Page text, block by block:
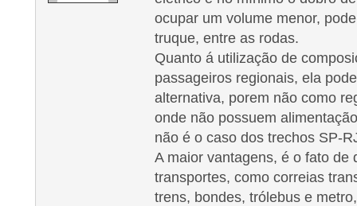
ocupar um volume menor,
truque, entre as rodas.
Quanto á utilização de
passageiros regionais, ela
alternativa, porem não como
onde não possuem
não é o caso dos trechos SP-
A maior vantagens, é o fato de
transportes, como correias
trens, bondes, trólebus e